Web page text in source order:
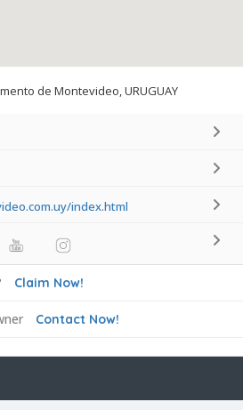
de Montevideo, URUGUAY
index.html
Claim Now!
Contact Now!